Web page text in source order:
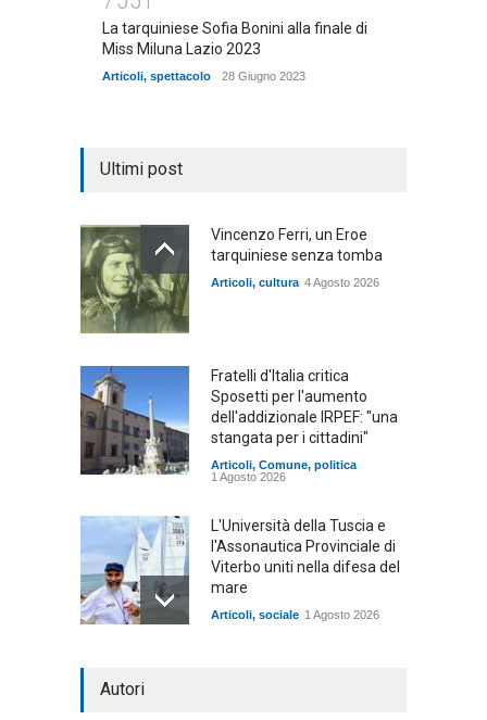
La tarquiniese Sofia Bonini alla finale di
Miss Miluna Lazio 2023
Articoli, spettacolo 28 Giugno 2023
Ultimi post
Vincenzo Ferri, un Eroe
tarquiniese senza tomba
Articoli, cultura 4 Agosto 2026
Fratelli d'Italia critica
Sposetti per l'aumento
dell'addizionale IRPEF: "una
stangata per i cittadini"
Articoli, Comune, politica
1 Agosto 2026
L'Università della Tuscia e
l'Assonautica Provinciale di
Viterbo uniti nella difesa del
mare
Articoli, sociale 1 Agosto 2026
Autori